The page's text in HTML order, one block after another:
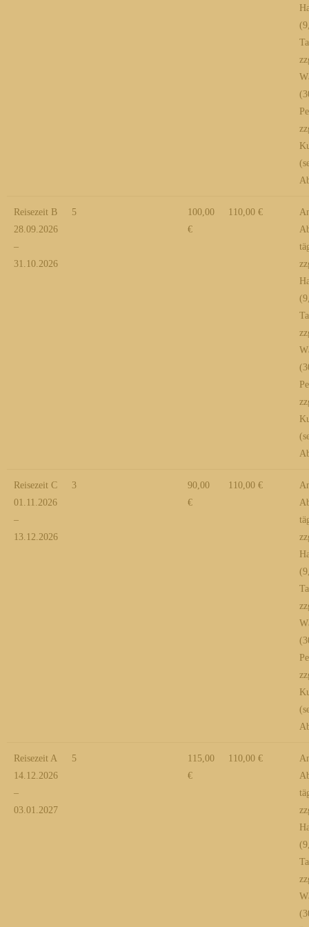
Reisezeit B
28.09.2026
–
31.10.2026
5
100,00
€
110,00 €
Reisezeit C
01.11.2026
–
13.12.2026
3
90,00
€
110,00 €
Reisezeit A
14.12.2026
–
03.01.2027
5
115,00
€
110,00 €